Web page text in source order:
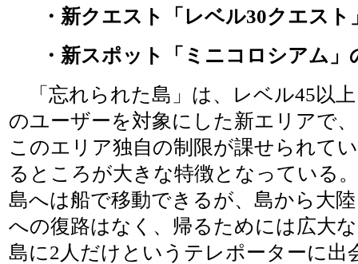
・新クエスト「レベル30クエスト
・新スポット「ミニコロシアム」
「忘れられた島」は、レベル45以上
のユーザーを対象にした新エリアで、
このエリア独自の制限が課せられてい
るところが大きな特徴となっている。
島へは船で移動できるが、島から大陸
への復路はなく、帰るためには広大な
島に2人だけというテレポーターに出